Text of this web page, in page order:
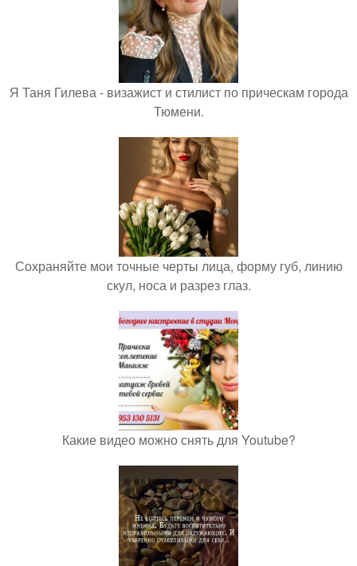
Я Таня Гилева - визажист и стилист по прическам города
Тюмени.
Сохраняйте мои точные черты лица, форму губ, линию
скул, носа и разрез глаз.
Какие видео можно снять для Youtube?